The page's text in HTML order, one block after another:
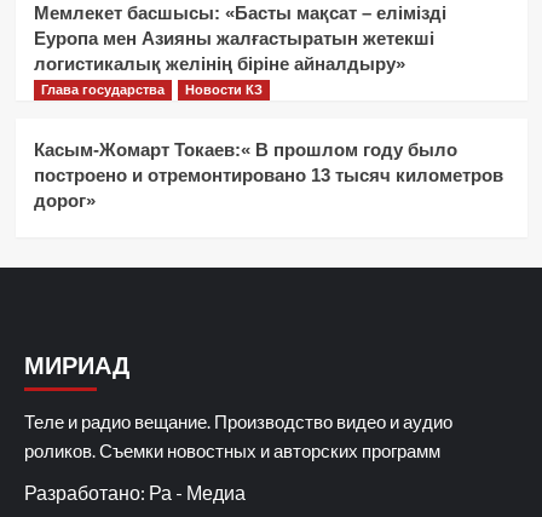
Мемлекет басшысы: «Басты мақсат – елімізді
Еуропа мен Азияны жалғастыратын жетекші
логистикалық желінің біріне айналдыру»
Глава государства Новости КЗ
Касым-Жомарт Токаев:« В прошлом году было
построено и отремонтировано 13 тысяч километров
дорог»
МИРИАД
Теле и радио вещание. Производство видео и аудио
роликов. Съемки новостных и авторских программ
Разработано: Ра - Медиа